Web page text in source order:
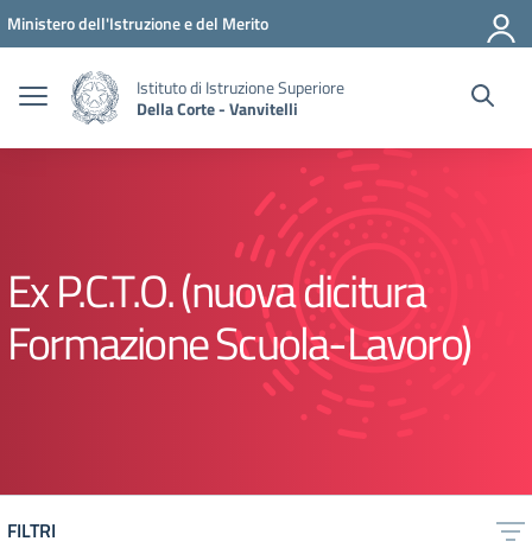
Vai ai contenuti
Vai al menu di navigazione
Vai al footer
Ministero dell'Istruzione e del Merito
Istituto di Istruzione Superiore
Della Corte - Vanvitelli
Ex P.C.T.O. (nuova dicitura
Formazione Scuola-Lavoro)
FILTRI